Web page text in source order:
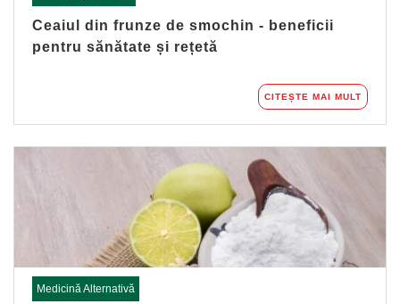
Ceaiul din frunze de smochin - beneficii
pentru sănătate și rețetă
CITEȘTE MAI MULT
Medicină Alternativă